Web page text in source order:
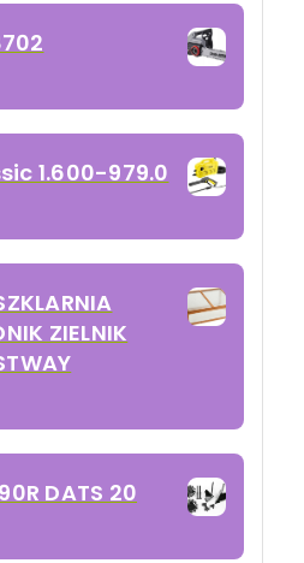
1.600-979.0
ZIELNIK
DATS 20